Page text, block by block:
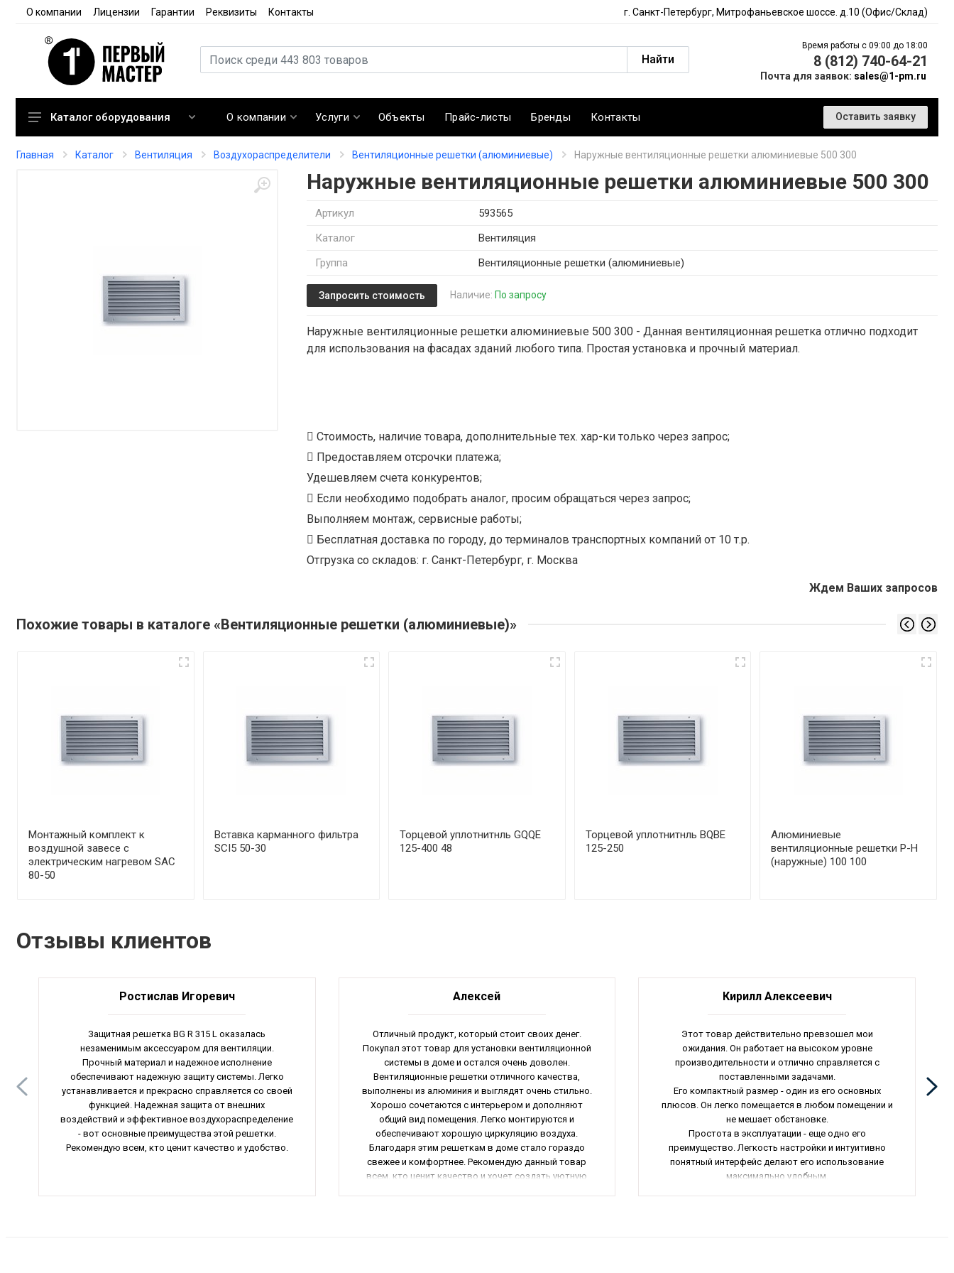
О компании Лицензии Гарантии Реквизиты Контакты г. Санкт-Петербург, Митрофаньевское шоссе. д.10 (Офис/Склад)
Найти
Время работы с 09:00 до 18:00
8 (812) 740-64-21
Почта для заявок: sales@1-pm.ru
Кондиционирование
Расходные материалы
Каталог оборудования О компании Услуги Объекты Прайс-листы Бренды Контакты Оставить заявку
Главная Каталог Вентиляция Воздухораспределители Вентиляционные решетки (алюминиевые) Наружные вентиляционные решетки алюминиевые 500 300
Наружные вентиляционные решетки алюминиевые 500 300
Артикул
593565
Каталог
Вентиляция
Группа
Вентиляционные решетки (алюминиевые)
Запросить стоимость Наличие: По запросу
Наружные вентиляционные решетки алюминиевые 500 300 - Данная вентиляционная решетка отлично подходит
для использования на фасадах зданий любого типа. Простая установка и прочный материал.
Стоимость, наличие товара, дополнительные тех. хар-ки только через запрос;
Предоставляем отсрочки платежа;
Удешевляем счета конкурентов;
Если необходимо подобрать аналог, просим обращаться через запрос;
Выполняем монтаж, сервисные работы;
Бесплатная доставка по городу, до терминалов транспортных компаний от 10 т.р.
Отгрузка со складов: г. Санкт-Петербург, г. Москва
Ждем Ваших запросов
Похожие товары в каталоге «Вентиляционные решетки (алюминиевые)»
Монтажный комплект к
воздушной завесе с
электрическим нагревом SAC
80-50
Вставка карманного фильтра
SCI5 50-30
Торцевой уплотнитнль GQQE
125-400 48
Торцевой уплотнитнль BQBE
125-250
Алюминиевые
вентиляционные решетки Р-Н
(наружные) 100 100
Отзывы клиентов
Ростислав Игоревич
Защитная решетка BG R 315 L оказалась
незаменимым аксессуаром для вентиляции.
Прочный материал и надежное исполнение
обеспечивают надежную защиту системы. Легко
устанавливается и прекрасно справляется со своей
функцией. Надежная защита от внешних
воздействий и эффективное воздухораспределение
- вот основные преимущества этой решетки.
Рекомендую всем, кто ценит качество и удобство.
Алексей
Отличный продукт, который стоит своих денег.
Покупал этот товар для установки вентиляционной
системы в доме и остался очень доволен.
Вентиляционные решетки отличного качества,
выполнены из алюминия и выглядят очень стильно.
Хорошо сочетаются с интерьером и дополняют
общий вид помещения. Легко монтируются и
обеспечивают хорошую циркуляцию воздуха.
Благодаря этим решеткам в доме стало гораздо
свежее и комфортнее. Рекомендую данный товар
всем, кто ценит качество и хочет создать уютную
Кирилл Алексеевич
Этот товар действительно превзошел мои
ожидания. Он работает на высоком уровне
производительности и отлично справляется с
поставленными задачами.
Его компактный размер - один из его основных
плюсов. Он легко помещается в любом помещении и
не мешает обстановке.
Простота в эксплуатации - еще одно его
преимущество. Легкость настройки и интуитивно
понятный интерфейс делают его использование
максимально удобным.